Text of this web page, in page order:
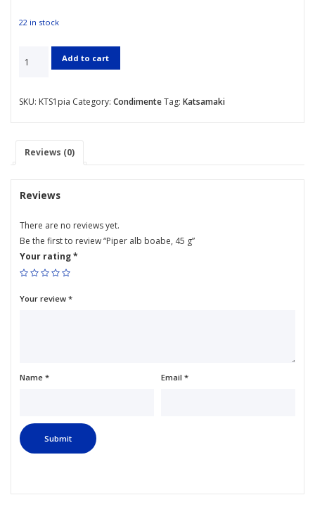
22 in stock
Add to cart
SKU: KTS1pia Category: CondimenteTag: Katsamaki
Reviews (0)
Reviews
There are no reviews yet.
Be the first to review “Piper alb boabe, 45 g”
Your rating*
Your review *
Name * Email *